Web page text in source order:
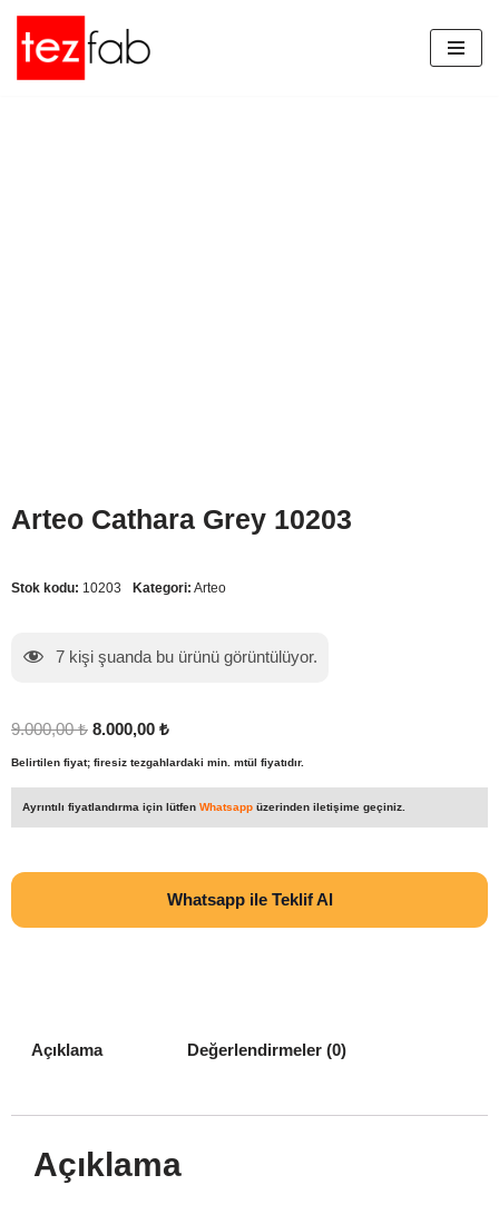
İçeriğe
geç
Arteo Cathara Grey 10203
Stok kodu: 10203 Kategori: Arteo
7 kişi şuanda bu ürünü görüntülüyor.
9.000,00₺ 8.000,00 ₺
Belirtilen fiyat; firesiz tezgahlardaki min. mtül fiyatıdır.
Ayrıntılı fiyatlandırma için lütfen Whatsapp üzerinden iletişime geçiniz.
Whatsapp ile Teklif Al
Açıklama Değerlendirmeler (0)
Açıklama